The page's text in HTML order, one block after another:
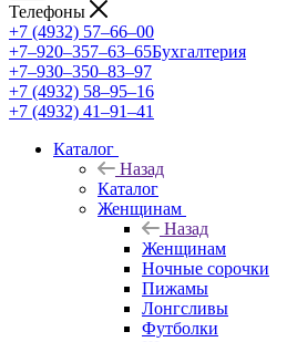
Телефоны
+7 (4932) 57‒66‒00
+7‒920‒357‒63‒65Бухгалтерия
+7‒930‒350‒83‒97
+7 (4932) 58‒95‒16
+7 (4932) 41‒91‒41
Каталог
Назад
Каталог
Женщинам
Назад
Женщинам
Ночные сорочки
Пижамы
Лонгсливы
Футболки